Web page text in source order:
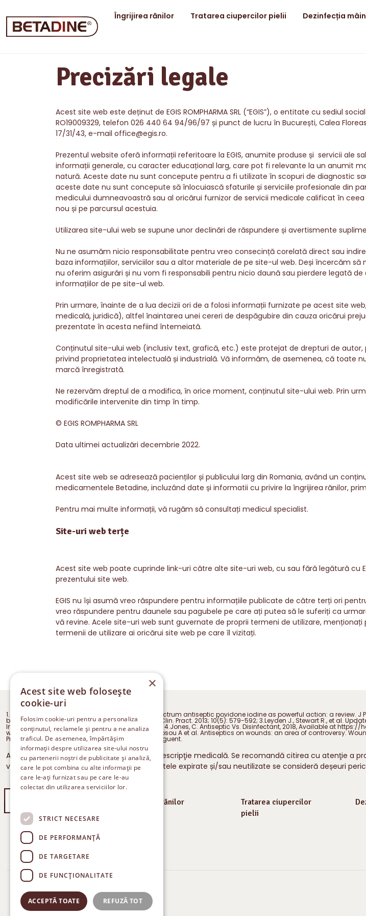
Îngrijirea rănilor Tratarea ciupercilor pielii Dezinfecția
Precizări legale
Acest site web este deținut de EGIS ROMPHARMA SRL (“EGIS”), o entitate cu sediul
RO19009329, telefon 026 440 64 94/96/97 și punct de lucru în București, Calea
17/31/43, e-mail office@egis.ro.
Prezentul website oferă informații referitoare la EGIS, anumite produse și servicii ale
informații generale, cu caracter educațional larg, care pot fi relevante la un anumit
natură. Aceste date nu sunt concepute pentru a fi utilizate în scopuri de diagnostic
aceste date nu sunt concepute să înlocuiască sfaturile și serviciile profesionale din
medicului dumneavoastră sau al oricărui furnizor de servicii medicale calificat în
nou și pe parcursul acestuia.
Utilizarea site-ului web se supune unor declinări de răspundere și avertismente
Nu ne asumăm nicio responsabilitate pentru vreo consecință corelată direct sau
baza informațiilor, serviciilor sau a altor materiale de pe site-ul web. Deși încercăm
nu oferim asigurări și nu vom fi responsabili pentru nicio daună sau pierdere legată
informațiilor de pe site-ul web.
Prin urmare, înainte de a lua decizii ori de a folosi informații furnizate pe acest site
medicală, juridică), altfel înaintarea unei cereri de despăgubire din cauza oricărui
prezentate în acesta nefiind întemeiată.
Conținutul site-ului web (inclusiv text, grafică, etc.) este protejat de drepturi de
privind proprietatea intelectuală și industrială. Vă informăm, de asemenea, că toate
marcă înregistrată.
Ne rezervăm dreptul de a modifica, în orice moment, conținutul site-ului web. Prin
modificările intervenite din timp în timp.
© EGIS ROMPHARMA SRL
Data ultimei actualizări decembrie 2022.
Acest site web se adresează pacienților și publicului larg din Romania, având un
medicamentele Betadine, incluzând date și informatii cu privire la îngrijirea rănilor,
Pentru mai multe informații, vă rugăm să consultați medicul specialist.
Site-uri web terțe
Acest site web poate cuprinde link-uri către alte site-uri web, cu sau fără legătură cu
prezentului site web.
EGIS nu își asumă vreo răspundere pentru informațiile publicate de către terți ori
vreo răspundere pentru daunele sau pagubele pe care ați putea să le suferiți ca
vă revine. Acele site-uri web sunt guvernate de proprii termeni de utilizare,
termenii de utilizare ai oricărui site web pe care îl vizitați.
1. Jayaraja Kumar K et al. Application of broad spectrum antiseptic povidone iodine as powerful action: a review.
bacterial resistance: a focus on povidone iodine. Clin. Pract. 2013; 10(5): 579-592; 3.Leyden J., Stewart R., et al.
Investigative Dermatology, Vol 72(4): 165-170, 1979; 4.Jones, C. Antiseptic Vs. Disinfectant, 2018, Available at
wound treatment. Phys Ther 1998; 78: 212-218.; 6.Drosou A et al. Antiseptics on wounds: an area of controversy.
Prospectul medicamentului Betadine 100mg/g unguent.
Aceste medicamente se pot elibera fără prescripţie medicală. Se recomandă citirea cu atenţie a
vă medicului sau farmacistului. Medicamentele expirate și/sau neutilizate se consideră deșeuri
®: BETADINE este o
marcă înregistrată a iNova
Pharmaceuticals.
Îngrijirea rănilor
Tratarea ciupercilor
pielii
×
Acest site web folosește
cookie-uri
Folosim cookie-uri pentru a personaliza
conținutul, reclamele și pentru a ne analiza
traficul. De asemenea, împărtășim
informații despre utilizarea site-ului nostru
cu partenerii noștri de publicitate și analiză,
care le pot combina cu alte informații pe
care le-ați furnizat sau pe care le-au
colectat din utilizarea serviciilor lor.
STRICT NECESARE
DE PERFORMANȚĂ
DE TARGETARE
DE FUNCŢIONALITATE
ACCEPTĂ TOATE REFUZĂ TOT